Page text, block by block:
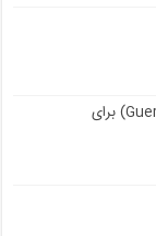
بازاریابی چریکی (Guerrilla Marketing) برای